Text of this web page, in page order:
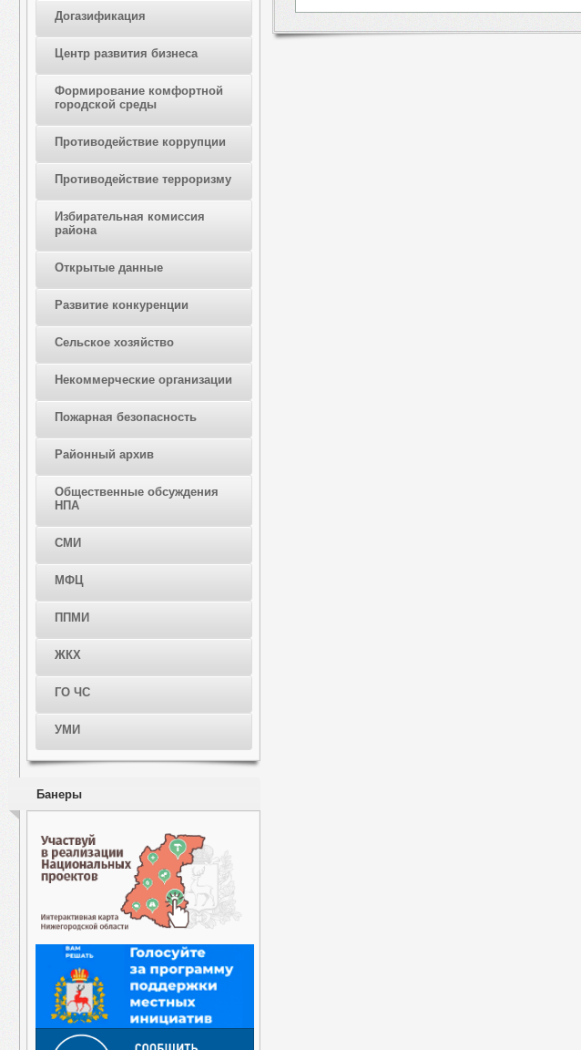
Догазификация
Центр развития бизнеса
Формирование комфортной
городской среды
Противодействие коррупции
Противодействие терроризму
Избирательная комиссия
района
Открытые данные
Развитие конкуренции
Сельское хозяйство
Некоммерческие организации
Пожарная безопасность
Районный архив
Общественные обсуждения
НПА
СМИ
МФЦ
ППМИ
ЖКХ
ГО ЧС
УМИ
Банеры